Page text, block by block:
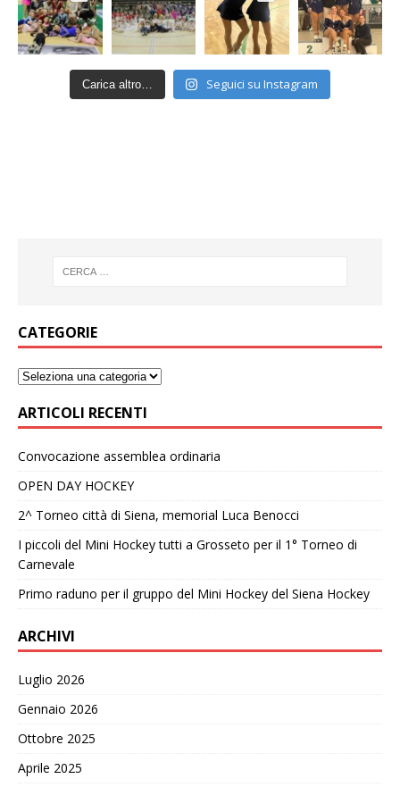
Carica altro… Seguici su Instagram
CATEGORIE
ARTICOLI RECENTI
Convocazione assemblea ordinaria
OPEN DAY HOCKEY
2^ Torneo città di Siena, memorial Luca Benocci
I piccoli del Mini Hockey tutti a Grosseto per il 1° Torneo di
Carnevale
Primo raduno per il gruppo del Mini Hockey del Siena Hockey
ARCHIVI
Luglio 2026
Gennaio 2026
Ottobre 2025
Aprile 2025